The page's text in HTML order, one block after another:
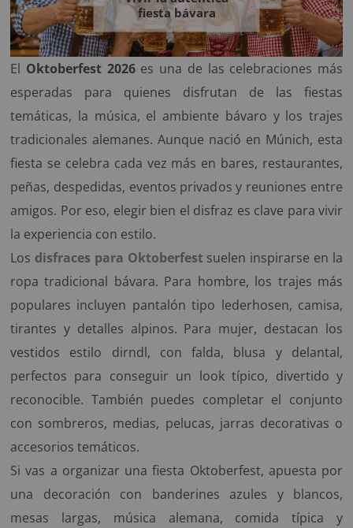
¡Adelante! Te estabamos esperando.
CREAR CUENTA
fiesta bávara
El Oktoberfest 2026es una de las celebraciones más
esperadas para quienes disfrutan de las fiestas
temáticas, la música, el ambiente bávaro y los trajes
tradicionales alemanes. Aunque nació en Múnich, esta
fiesta se celebra cada vez más en bares, restaurantes,
peñas, despedidas, eventos privados y reuniones entre
amigos. Por eso, elegir bien el disfraz es clave para vivir
la experiencia con estilo.
Los disfraces para Oktoberfest suelen inspirarse en la
ropa tradicional bávara. Para hombre, los trajes más
populares incluyen pantalón tipo lederhosen, camisa,
tirantes y detalles alpinos. Para mujer, destacan los
vestidos estilo dirndl, con falda, blusa y delantal,
perfectos para conseguir un look típico, divertido y
reconocible. También puedes completar el conjunto
con sombreros, medias, pelucas, jarras decorativas o
accesorios temáticos.
Si vas a organizar una fiesta Oktoberfest, apuesta por
una decoración con banderines azules y blancos,
mesas largas, música alemana, comida típica y